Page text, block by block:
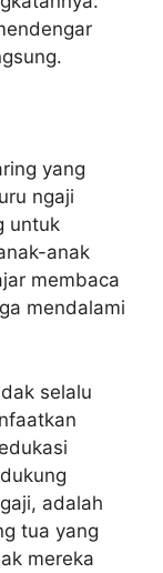
yang
ngaji
untuk
anak
membaca
mendalami
selalu
adalah
tua yang
mereka